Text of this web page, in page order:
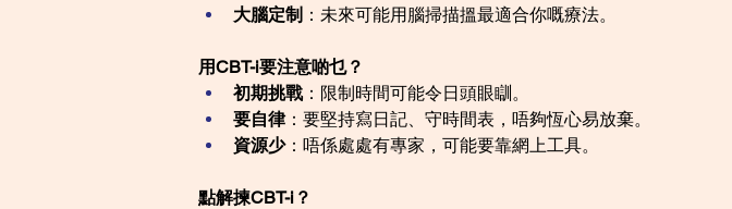
大腦定制 ：未來可能用腦掃描搵最適合你嘅療法。
用CBT-i要注意啲乜？
初期挑戰：限制時間可能令日頭眼瞓。
要自律：要堅持寫日記、守時間表，唔夠恆心易放棄。
資源少：唔係處處有專家，可能要靠網上工具。
點解揀CBT-i？